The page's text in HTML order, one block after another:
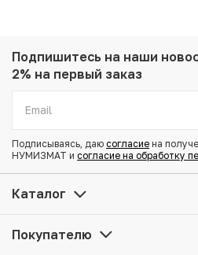
Металл: Серебро
Проба: 500
Купить 15 копеек 1905 года
цене можно в нашем интернет-
нашем складе.
Подпишитесь на наши
2% на первый заказ
Подписываясь, даю согласие на
НУМИЗМАТ и согласие на обработку
Каталог
Покупателю